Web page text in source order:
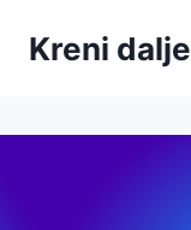
Kreni dalje